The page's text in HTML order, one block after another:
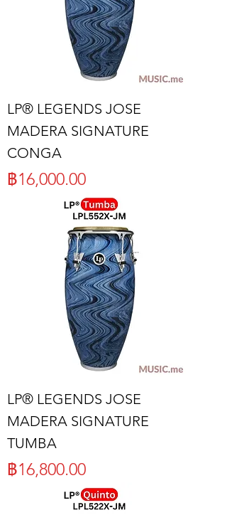
LP® LEGENDS JOSE
MADERA SIGNATURE
CONGA
ราคา
฿16,000.00
LP® LEGENDS JOSE
MADERA SIGNATURE
TUMBA
ราคา
฿16,800.00